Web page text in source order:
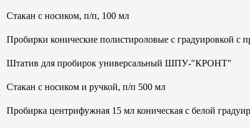
Стакан с носиком, п/п, 100 мл
Пробирки конические полистироловые с градуировкой с
Штатив для пробирок универсальный ШПУ-"КРОНТ"
Стакан с носиком и ручкой, п/п 500 мл
Пробирка центрифужная 15 мл коническая с белой